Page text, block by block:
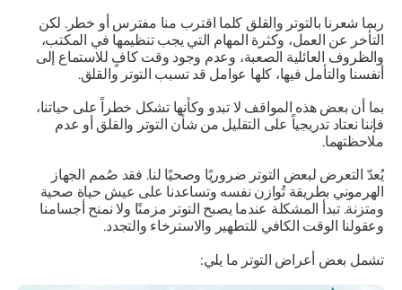
ربما شعرنا بالتوتر والقلق كلما اقترب منا مفترس أو خطر. لكن
التأخر عن العمل، وكثرة المهام التي يجب تنظيمها في المكتب،
والظروف العائلية الصعبة، وعدم وجود وقت كافٍ للاستماع إلى
أنفسنا والتأمل فيها، كلها عوامل قد تسبب التوتر والقلق.
بما أن بعض هذه المواقف لا تبدو وكأنها تشكل خطراً على حياتنا،
فإننا نعتاد تدريجياً على التقليل من شأن التوتر والقلق أو عدم
ملاحظتهما.
يُعدّ التعرض لبعض التوتر ضروريًا وصحيًا لنا. فقد صُمم الجهاز
الهرموني بطريقة تُوازن نفسه وتساعدنا على عيش حياة صحية
ومتزنة. تبدأ المشكلة عندما يصبح التوتر مزمنًا ولا نمنح أجسامنا
وعقولنا الوقت الكافي للتطهير والاسترخاء والتجدد.
تشمل بعض أعراض التوتر ما يلي: